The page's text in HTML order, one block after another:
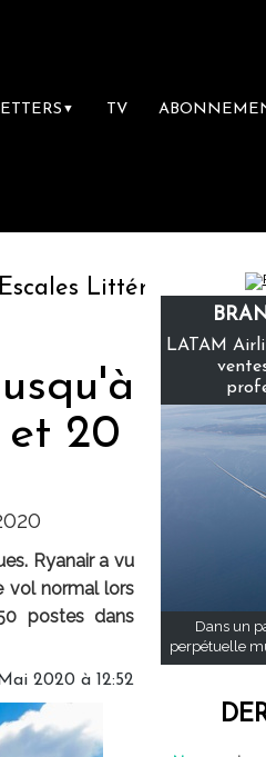
▼ TV
la première
et 20
Ryanair a vu
vol normal lors
postes dans
2020 à 12:52
LATAM
Dans un
perpétuelle